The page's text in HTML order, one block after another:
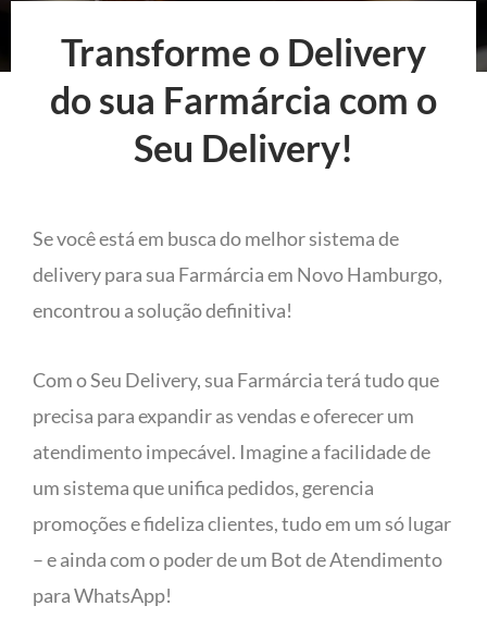
Transforme o Delivery
do sua Farmárcia com o
Seu Delivery!
Se você está em busca do melhor sistema de
delivery para sua Farmárcia em Novo Hamburgo,
encontrou a solução definitiva!
Com o Seu Delivery, sua Farmárcia terá tudo que
precisa para expandir as vendas e oferecer um
atendimento impecável. Imagine a facilidade de
um sistema que unifica pedidos, gerencia
promoções e fideliza clientes, tudo em um só lugar
– e ainda com o poder de um Bot de Atendimento
para WhatsApp!